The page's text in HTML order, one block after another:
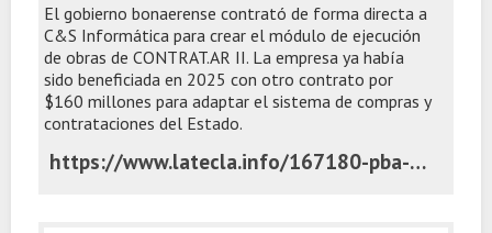
El gobierno bonaerense contrató de forma directa a
C&S Informática para crear el módulo de ejecución
de obras de CONTRAT.AR II. La empresa ya había
sido beneficiada en 2025 con otro contrato por
$160 millones para adaptar el sistema de compras y
contrataciones del Estado.
https://www.latecla.info/167180-pba-adjudico-a-c-s-un-nuevo-contrato-por-usd-350-mil-para-ampliar-contratar-ii